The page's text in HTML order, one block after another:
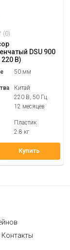
(0)
DSU 900
В)
50 мм
Китай
220 В, 50 Гц
12 месяцев
Пластик
2.8 кг
Купить
Контакты